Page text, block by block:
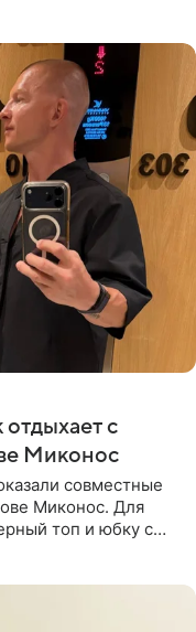
отдыхает с
Миконос
совместные
Миконос. Для
топ и юбку с